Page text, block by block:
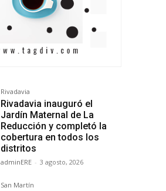
Rivadavia
Rivadavia inauguró el
Jardín Maternal de La
Reducción y completó la
cobertura en todos los
distritos
adminERE - 3 agosto, 2026
San Martín